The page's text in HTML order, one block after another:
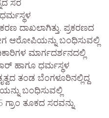
ಸರ
ಧರ್ಮಸ್ಥಳ
ದಾಖಲಾಗಿತ್ತು. ಪ್ರಕರಣದ
ಆರೋಪಿಯನ್ನು ಬಂಧಿಸುವಲ್ಲಿ
ಮಾರ್ಗದರ್ಶನದಲ್ಲಿ
ಹಾಗೂ ಧರ್ಮಸ್ಥಳ
ತಂಡ ಬೆಂಗಳೂರಿನಲ್ಲಿದ್ದ
ಬಂಧಿಸುವಲ್ಲಿ
ತೂಕದ ಸರವನ್ನು